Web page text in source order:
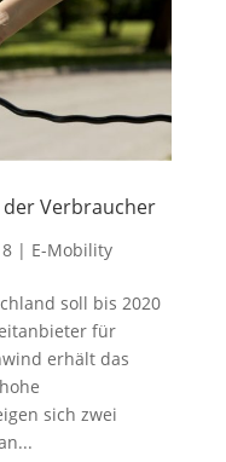
Verbraucher
| E-Mobility
soll bis 2020
für
erhält das
sich zwei